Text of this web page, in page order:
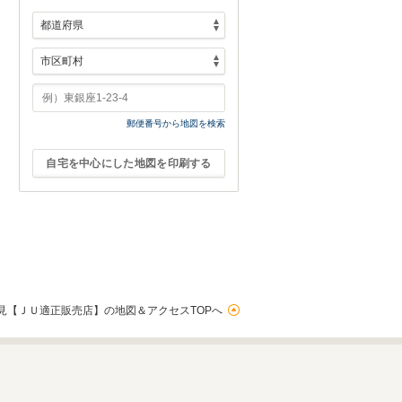
郵便番号から地図を検索
自宅を中心にした地図を印刷する
【ＪＵ適正販売店】の地図＆アクセスTOPへ